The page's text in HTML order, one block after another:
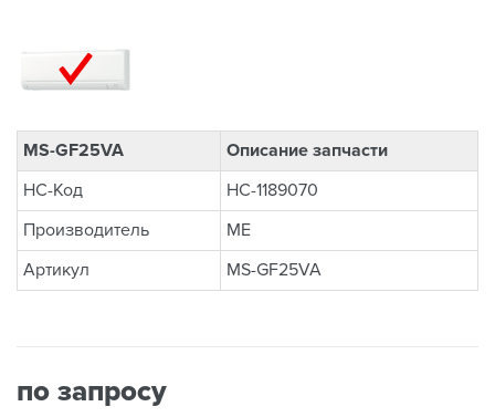
MS-GF25VA
Описание запчасти
НС-Код
НС-1189070
Производитель
ME
Артикул
MS-GF25VA
по запросу